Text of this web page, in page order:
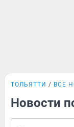
ТОЛЬЯТТИ ВСЕ
Новости